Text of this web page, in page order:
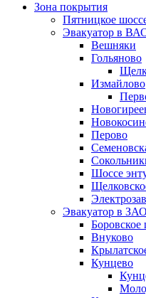
Зона покрытия
Пятницкое
Эвакуатор в
Вешняки
Гольяново
Измайлово
Перово
Шоссе
Эвакуатор в ЗАО
Боровское
Внуково
Кунцево